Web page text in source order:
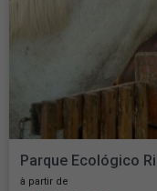
Parque Ecológico
à partir de